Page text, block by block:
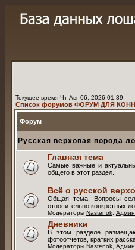
Текущее время Чт Авг 06, 2026 01:39
Список форумов ФОРУМ ДЛЯ
Форум
Русская верховая порода
Главная тема
Самые важные и
общего в этот раздел.
Всё о русской
Общая тема. Вопросы
относительно конкретных
Модераторы Nastenok
Дневники
В этом разделе
фотоотчётов, кратких
Модераторы Nastenok